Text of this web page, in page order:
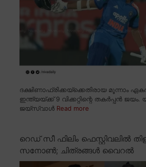
ദക്ഷിണാഫ്രിക്കയ്ക്കെതിരായ മൂന്നാം
ഇന്ത്യയ്ക്ക് 9 വിക്കറ്റിന്റെ തകർപ്പൻ
ജയ്സ്വാൾ Read more
റെഡ് സീ ഫിലിം ഫെസ്റ്റിവലിൽ
സനോൺ; ചിത്രങ്ങൾ വൈറൽ